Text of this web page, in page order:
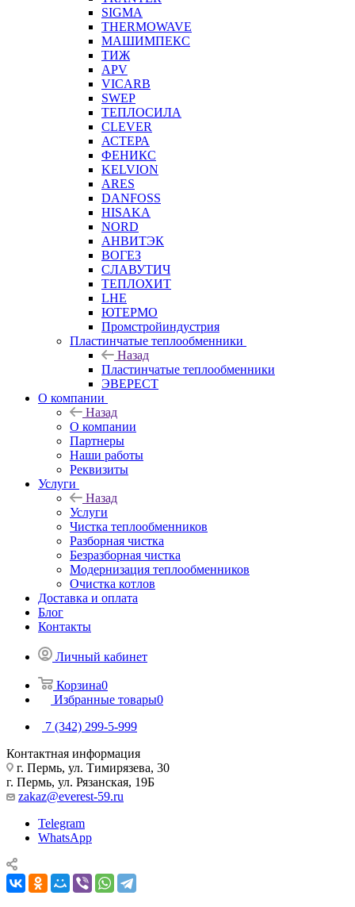
SIGMA
THERMOWAVE
МАШИМПЕКС
ТИЖ
APV
VICARB
SWEP
ТЕПЛОСИЛА
CLEVER
АСТЕРА
ФЕНИКС
KELVION
ARES
DANFOSS
HISAKA
NORD
АНВИТЭК
ВОГЕЗ
СЛАВУТИЧ
ТЕПЛОХИТ
LHE
ЮТЕРМО
Промстройиндустрия
Пластинчатые теплообменники
Назад
Пластинчатые теплообменники
ЭВЕРЕСТ
О компании
Назад
О компании
Партнеры
Наши работы
Реквизиты
Услуги
Назад
Услуги
Чистка теплообменников
Разборная чистка
Безразборная чистка
Модернизация теплообменников
Очистка котлов
Доставка и оплата
Блог
Контакты
Личный кабинет
Корзина0
Избранные товары0
7 (342) 299-5-999
Контактная информация
г. Пермь, ул. Тимирязева, 30
г. Пермь, ул. Рязанская, 19Б
zakaz@everest-59.ru
Telegram
WhatsApp